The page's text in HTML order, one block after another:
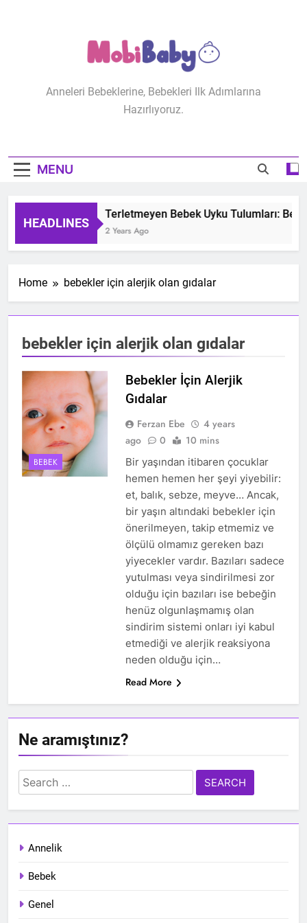
MobiBaby
Anneleri Bebeklerine, Bebekleri Ilk Adımlarına
Hazırlıyoruz.
MENU
HEADLINES
Terletmeyen Bebek Uyku Tulumları:
2 Years Ago
Home bebekler için alerjik olan gıdalar
bebekler için alerjik olan gıdalar
BEBEK
Bebekler İçin Alerjik
Gıdalar
Ferzan Ebe
4 years
ago
0 10 mins
Bir yaşından itibaren çocuklar
hemen hemen her şeyi yiyebilir:
et, balık, sebze, meyve… Ancak,
bir yaşın altındaki bebekler için
önerilmeyen, takip etmemiz ve
ölçülü olmamız gereken bazı
yiyecekler vardır. Bazıları sadece
yutulması veya sindirilmesi zor
olduğu için bazıları ise bebeğin
henüz olgunlaşmamış olan
sindirim sistemi onları iyi kabul
etmediği ve alerjik reaksiyona
neden olduğu için…
Read More
Ne aramıştınız?
Search
for:
Annelik
Bebek
Genel